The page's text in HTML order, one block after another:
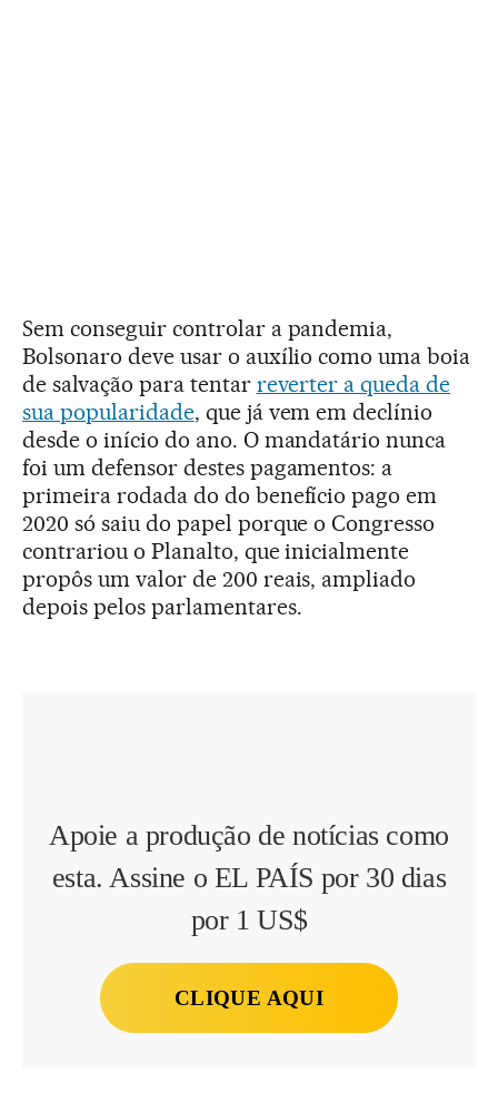
Sem conseguir controlar a pandemia,
Bolsonaro deve usar o auxílio como uma boia
de salvação para tentar reverter a queda de
sua popularidade, que já vem em declínio
desde o início do ano. O mandatário nunca
foi um defensor destes pagamentos: a
primeira rodada do do benefício pago em
2020 só saiu do papel porque o Congresso
contrariou o Planalto, que inicialmente
propôs um valor de 200 reais, ampliado
depois pelos parlamentares.
Apoie a produção de notícias como
esta. Assine o EL PAÍS por 30 dias
por 1 US$
CLIQUE AQUI